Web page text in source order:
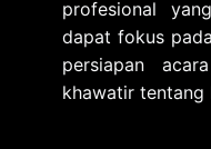
profesional
dapat fokus
persiapan
khawatir tentang